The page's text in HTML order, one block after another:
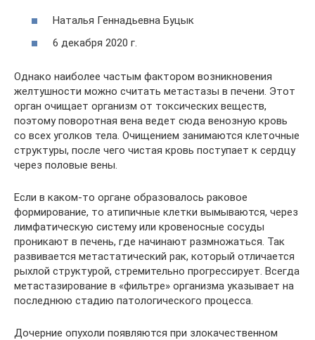
Наталья Геннадьевна Буцык
6 декабря 2020 г.
Однако наиболее частым фактором возникновения
желтушности можно считать метастазы в печени. Этот
орган очищает организм от токсических веществ,
поэтому поворотная вена ведет сюда венозную кровь
со всех уголков тела. Очищением занимаются клеточные
структуры, после чего чистая кровь поступает к сердцу
через половые вены.
Если в каком-то органе образовалось раковое
формирование, то атипичные клетки вымываются, через
лимфатическую систему или кровеносные сосуды
проникают в печень, где начинают размножаться. Так
развивается метастатический рак, который отличается
рыхлой структурой, стремительно прогрессирует. Всегда
метастазирование в «фильтре» организма указывает на
последнюю стадию патологического процесса.
Дочерние опухоли появляются при злокачественном